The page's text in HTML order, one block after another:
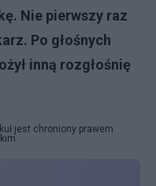
Nie pierwszy raz
Po głośnych
inną rozgłośnię
jest chroniony prawem